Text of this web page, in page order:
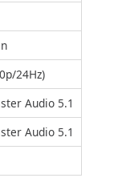
24Hz)
Audio 5.1
Audio 5.1